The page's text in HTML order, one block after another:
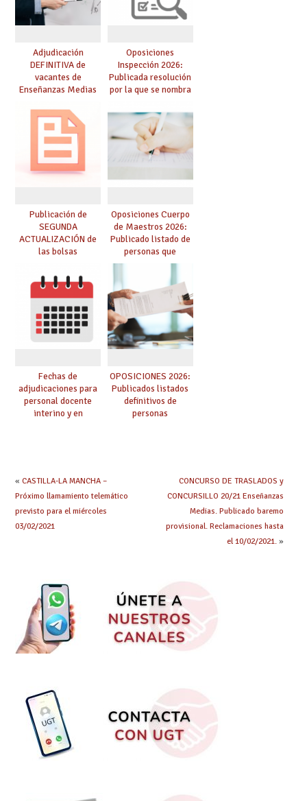
Adjudicación
DEFINITIVA de
vacantes de
Enseñanzas Medias
Oposiciones
Inspección 2026:
Publicada resolución
por la que se nombra
prácticas, se regulan
dichas prácticas y se
convoca acto público
de adjudicación
Publicación de
SEGUNDA
ACTUALIZACIÓN de
las bolsas
Cuerpo de Maestros
de especialidades
convocadas a
oposición
Oposiciones Cuerpo
de Maestros 2026:
Publicado listado de
personas que
adquieren nueva
especialidad
Fechas de
adjudicaciones para
personal docente
interino y en
OPOSICIONES 2026:
Publicados listados
definitivos de
personas
« CASTILLA-LA MANCHA –
Próximo llamamiento telemático
previsto para el miércoles
03/02/2021
CONCURSO DE TRASLADOS y
CONCURSILLO 20/21 Enseñanzas
Medias. Publicado baremo
provisional. Reclamaciones hasta
el 10/02/2021.»